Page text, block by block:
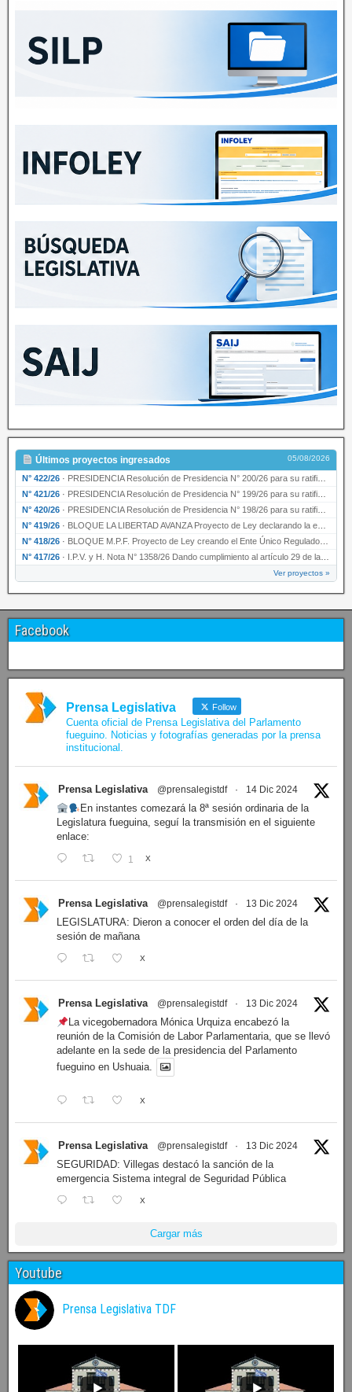
Últimos proyectos ingresados 05/08/2026
N° 422/26 · PRESIDENCIA Resolución de Presidencia N° 200/26 para su ratificación.
N° 421/26 · PRESIDENCIA Resolución de Presidencia N° 199/26 para su ratificación.
N° 420/26 · PRESIDENCIA Resolución de Presidencia N° 198/26 para su ratificación.
N° 419/26 · BLOQUE LA LIBERTAD AVANZA Proyecto de Ley declarando la esencialidad del servicio educativ…
N° 418/26 · BLOQUE M.P.F. Proyecto de Ley creando el Ente Único Regulador de servicios públicos de la …
N° 417/26 · I.P.V. y H. Nota N° 1358/26 Dando cumplimiento al artículo 29 de la Ley provincial N° 1399…
Ver proyectos »
Facebook
Prensa Legislativa Follow
Cuenta oficial de Prensa Legislativa del Parlamento
fueguino. Noticias y fotografías generadas por la prensa
institucional.
Prensa Legislativa @prensalegistdf · 14 Dic 2024
En instantes comezará la 8ª sesión ordinaria de la
Legislatura fueguina, seguí la transmisión en el siguiente
enlace:
1 X
Prensa Legislativa @prensalegistdf · 13 Dic 2024
LEGISLATURA: Dieron a conocer el orden del día de la
sesión de mañana
X
Prensa Legislativa @prensalegistdf · 13 Dic 2024
La vicegobernadora Mónica Urquiza encabezó la
reunión de la Comisión de Labor Parlamentaria, que se llevó
adelante en la sede de la presidencia del Parlamento
fueguino en Ushuaia.
X
Prensa Legislativa @prensalegistdf · 13 Dic 2024
SEGURIDAD: Villegas destacó la sanción de la
emergencia Sistema integral de Seguridad Pública
X
Cargar más
Youtube
Prensa Legislativa TDF